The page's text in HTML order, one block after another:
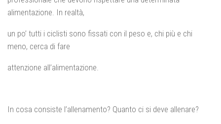
alimentazione. In realtà,
un po’ tutti i ciclisti sono fissati con il peso e, chi più e chi
meno, cerca di fare
attenzione all’alimentazione.
In cosa consiste l’allenamento? Quanto ci si deve allenare?